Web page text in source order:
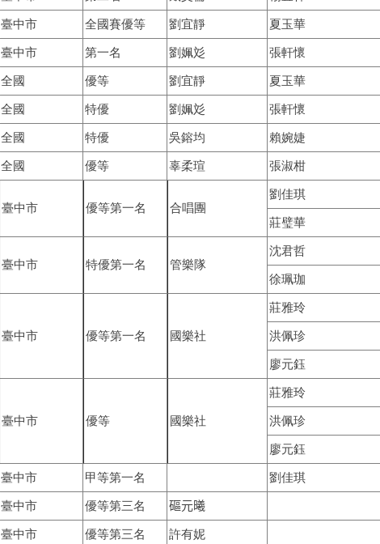
臺中市 全國賽優等 劉宜靜 夏玉華
臺中市 第一名 劉姵彣 張軒懷
全國 優等 劉宜靜 夏玉華
全國 特優 劉姵彣 張軒懷
全國 特優 吳鎔均 賴婉婕
全國 優等 辜柔瑄 張淑柑
臺中市 優等第一名 合唱團
劉佳琪
莊璧華
臺中市 特優第一名 管樂隊
沈君哲
徐珮珈
臺中市 優等第一名 國樂社
莊雅玲
洪佩珍
廖元鈺
臺中市 優等 國樂社
莊雅玲
洪佩珍
廖元鈺
臺中市 甲等第一名 劉佳琪
臺中市 優等第三名 𥕥元曦
臺中市 優等第三名 許有妮